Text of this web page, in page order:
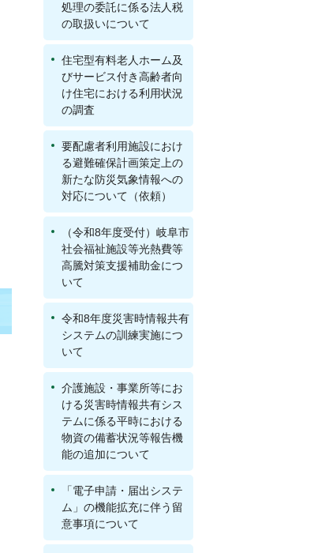
処理の委託に係る法人税
の取扱いについて
住宅型有料老人ホーム及
びサービス付き高齢者向
け住宅における利用状況
の調査
要配慮者利用施設におけ
る避難確保計画策定上の
新たな防災気象情報への
対応について（依頼）
（令和8年度受付）岐阜市
社会福祉施設等光熱費等
高騰対策支援補助金につ
いて
令和8年度災害時情報共有
システムの訓練実施につ
いて
介護施設・事業所等にお
ける災害時情報共有シス
テムに係る平時における
物資の備蓄状況等報告機
能の追加について
「電子申請・届出システ
ム」の機能拡充に伴う留
意事項について